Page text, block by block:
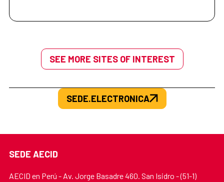
SEE MORE SITES OF INTEREST
SEDE.ELECTRONICA
SEDE AECID
AECID en Perú - Av. Jorge Basadre 460. San Isidro - (51-1)